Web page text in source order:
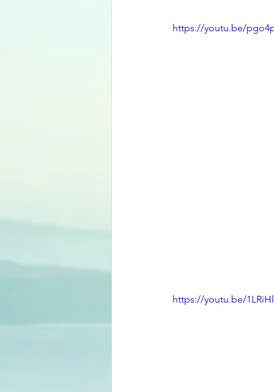
https://youtu.be/
https://youtu.be/